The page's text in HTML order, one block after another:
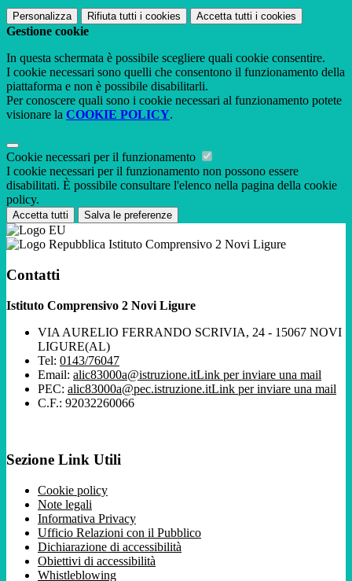
Personalizza Rifiuta tutti i cookies Accetta tutti i cookies
Gestione cookie
In questa schermata è possibile scegliere quali cookie consentire.
I cookie necessari sono quelli che consentono il funzionamento della
piattaforma e non è possibile disabilitarli.
Per conoscere quali sono i cookie necessari al funzionamento potete
visionare la COOKIE POLICY.
Cookie necessari per il funzionamento
I cookie necessari per il funzionamento non possono essere
disabilitati. È possibile consultare l'elenco nella pagina della cookie
policy.
Accetta tutti Salva le preferenze
Istituto Comprensivo 2 Novi Ligure
Contatti
Istituto Comprensivo 2 Novi Ligure
VIA AURELIO FERRANDO SCRIVIA, 24 - 15067 NOVI
LIGURE(AL)
Tel: 0143/76047
Email: alic83000a@istruzione.itLink per inviare una mail
PEC: alic83000a@pec.istruzione.itLink per inviare una mail
C.F.: 92032260066
Sezione Link Utili
Cookie policy
Note legali
Informativa Privacy
Ufficio Relazioni con il Pubblico
Dichiarazione di accessibilità
Obiettivi di accessibilità
Whistleblowing